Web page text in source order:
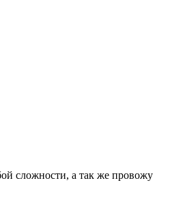
а так же провожу